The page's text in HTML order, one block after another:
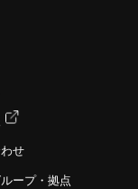
せ
ープ・拠点